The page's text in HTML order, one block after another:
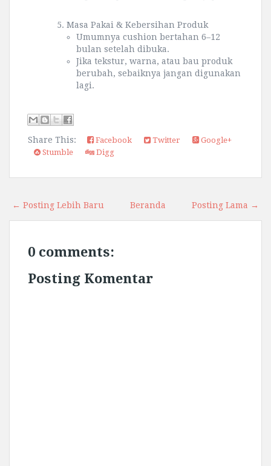
5. Masa Pakai & Kebersihan Produk
Umumnya cushion bertahan 6–12
bulan setelah dibuka.
Jika tekstur, warna, atau bau produk
berubah, sebaiknya jangan digunakan
lagi.
Share This: Facebook Twitter
Google+
Stumble
Digg
← Posting Lebih Baru Posting Lama →
Beranda
0 comments:
Posting Komentar